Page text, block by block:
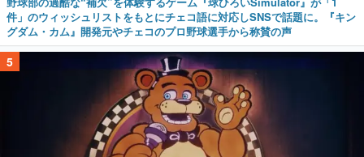
件」のウィッシュリストをもとにチェコ語に対応しSNSで話題に。『キン
グダム・カム』開発元やチェコのプロ野球選手から称賛の声
5